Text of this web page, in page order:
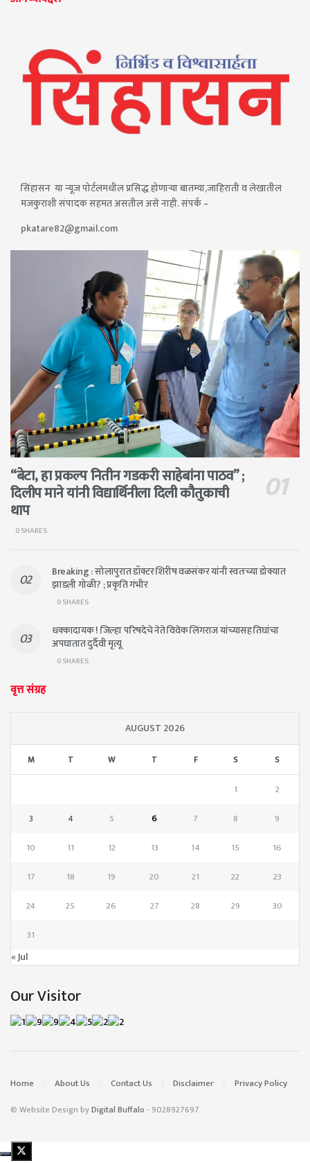
सिंहासन या न्यूज पोर्टलमधील प्रसिद्ध होणाऱ्या बातम्या,जाहिराती व लेखातील
मजकुराशी संपादक सहमत असतील असे नाही. संपर्क –
pkatare82@gmail.com
“बेटा, हा प्रकल्प नितीन गडकरी साहेबांना पाठव” ;
दिलीप माने यांनी विद्यार्थिनीला दिली कौतुकाची
थाप
0 SHARES
Breaking : सोलापुरात डॉक्टर शिरीष वळसंकर यांनी स्वतःच्या डोक्यात
झाडली गोळी? ; प्रकृति गंभीर
0 SHARES
धक्कादायक ! जिल्हा परिषदेचे नेते विवेक लिंगराज यांच्यासह तिघांचा
अपघातात दुर्दैवी मृत्यू
0 SHARES
वृत्त संग्रह
AUGUST 2026
M T W T F S S
1
2
3
4 5 6 7 8
9
10
11 12 13 14 15
16
17
18 19 20 21 22
23
24
25 26 27 28 29
30
31
« Jul
Our Visitor
Home About Us Contact Us Disclaimer Privacy Policy
© Website Design byDigital Buffalo - 9028927697